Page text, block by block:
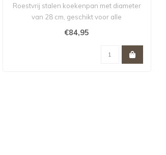
Roestvrij stalen koekenpan met diameter
van 28 cm, geschikt voor alle
warmtebron..
€84,95